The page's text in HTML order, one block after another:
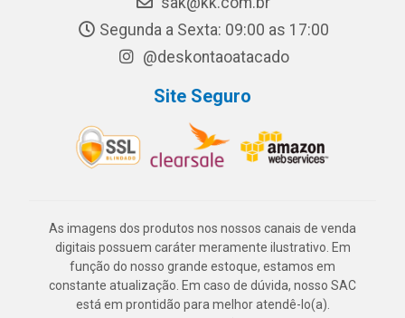
Segunda a Sexta: 09:00 as 17:00
@deskontaoatacado
Site Seguro
As imagens dos produtos nos nossos canais de venda
digitais possuem caráter meramente ilustrativo. Em
função do nosso grande estoque, estamos em
constante atualização. Em caso de dúvida, nosso SAC
está em prontidão para melhor atendê-lo(a).